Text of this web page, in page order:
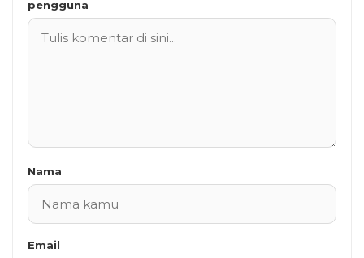
pengguna
Nama
Email